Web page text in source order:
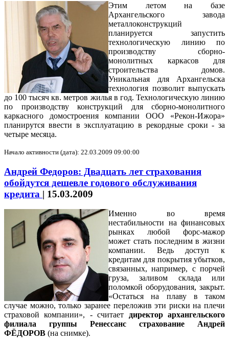
Этим летом на базе
Архангельского завода
металлоконструкций
планируется запустить
технологическую линию по
производству сборно-
монолитных каркасов для
строительства домов.
Уникальная для Архангельска
технология позволит выпускать
до 100 тысяч кв. метров жилья в год. Технологическую линию
по производству конструкций для сборно-монолитного
каркасного домостроения компании ООО «Рекон-Ижора»
планирутся ввести в эксплуатацию в рекордные сроки - за
четыре месяца.
Начало активности (дата): 22.03.2009 09:00:00
Андрей Федоров: Двадцать лет страхования
обойдутся дешевле годового обслуживания
кредита | 15.03.2009
Именно во время
нестабильности на финансовых
рынках любой форс-мажор
может стать последним в жизни
компании. Ведь доступ к
кредитам для покрытия убытков,
связанных, например, с порчей
груза, заливом склада или
поломкой оборудования, закрыт.
«Остаться на плаву в таком
случае можно, только заранее переложив эти риски на плечи
страховой компании», - считает директор архангельского
филиала группы Ренессанс страхование Андрей
ФЁДОРОВ (на снимке).